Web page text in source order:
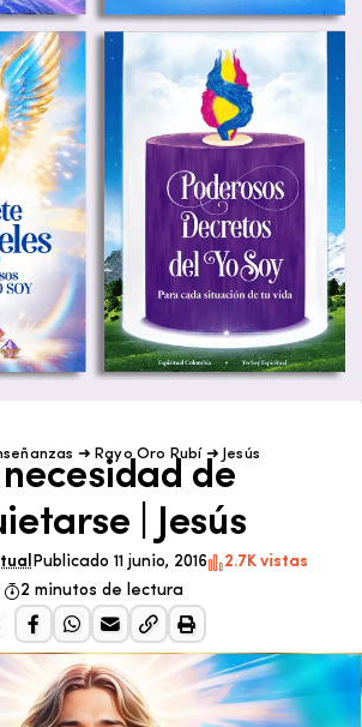
➜ Rayo Oro Rubí➜ Jesús
necesidad de
| Jesús
Publicado 11 junio, 2016
2.7K vistas
2 minutos de lectura